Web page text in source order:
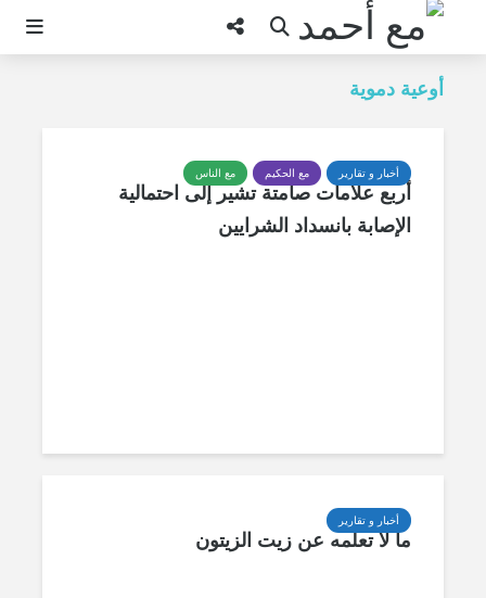
أوعية دموية
أخبار و تقارير مع الحكيم مع الناس
أربع علامات صامتة تشير إلى احتمالية
الإصابة بانسداد الشرايين
أخبار و تقارير
ما لا تعلمه عن زيت الزيتون